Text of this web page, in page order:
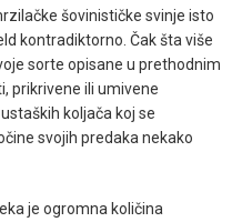
šovinističke svinje isto
kontradiktorno. Čak šta više
sorte opisane u prethodnim
prikrivene ili umivene
koljača koj se
svojih predaka nekako
je ogromna količina